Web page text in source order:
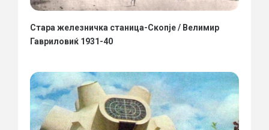
Стара железничка станица-Скопје / Велимир
Гавриловиќ 1931-40